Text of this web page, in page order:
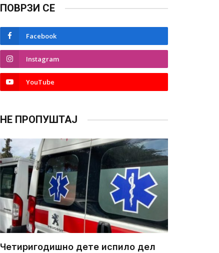
ПОВРЗИ СЕ
Facebook
Instagram
YouTube
НЕ ПРОПУШТАЈ
Четиригодишно дете испило дел